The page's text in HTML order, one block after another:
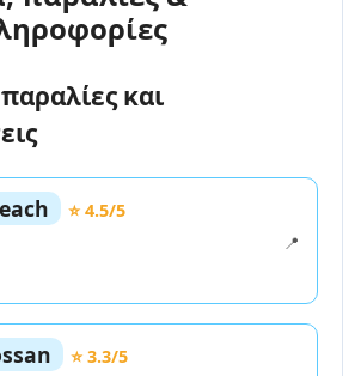
και
⭐ 4.5/5
📍
⭐ 3.3/5